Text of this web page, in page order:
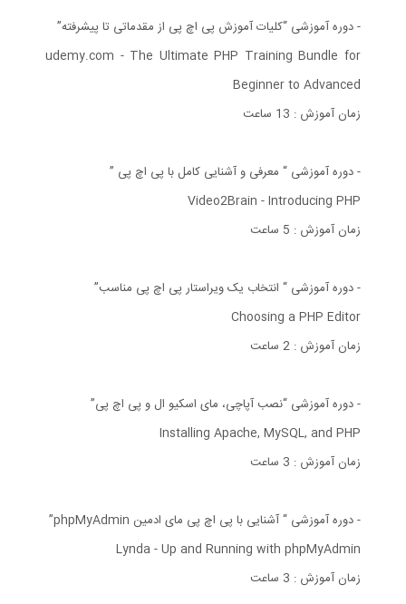
- دوره آموزشی “کلیات آموزش پی اچ پی از مقدماتی تا پیشرفته”
udemy.com - The Ultimate PHP Training Bundle for
Beginner to Advanced
زمان آموزش : 13 ساعت
- دوره آموزشی “ معرفی و آشنایی کامل با پی اچ پی ”
Video2Brain - Introducing PHP
زمان آموزش : 5 ساعت
- دوره آموزشی “ انتخاب یک ویراستار پی اچ پی مناسب”
Choosing a PHP Editor
زمان آموزش : 2 ساعت
- دوره آموزشی “نصب آپاچی، مای اسکیو ال و پی اچ پی”
Installing Apache, MySQL, and PHP
زمان آموزش : 3 ساعت
- دوره آموزشی “ آشنایی با پی اچ پی مای ادمین phpMyAdmin”
Lynda - Up and Running with phpMyAdmin
زمان آموزش : 3 ساعت